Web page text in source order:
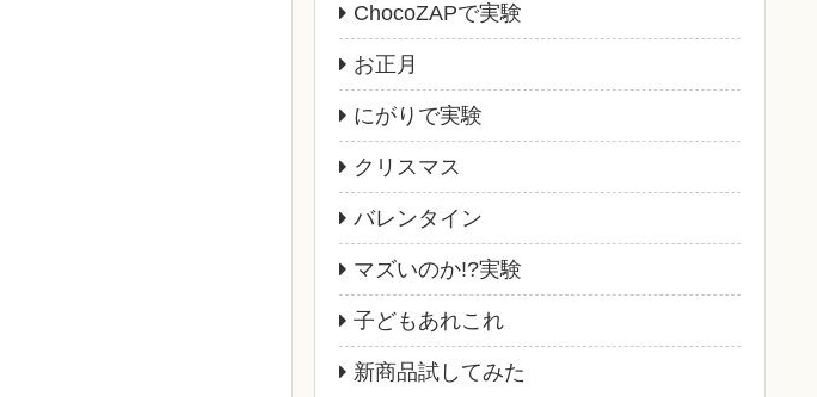
ChocoZAPで実験
お正月
にがりで実験
クリスマス
バレンタイン
マズいのか!?実験
子どもあれこれ
新商品試してみた